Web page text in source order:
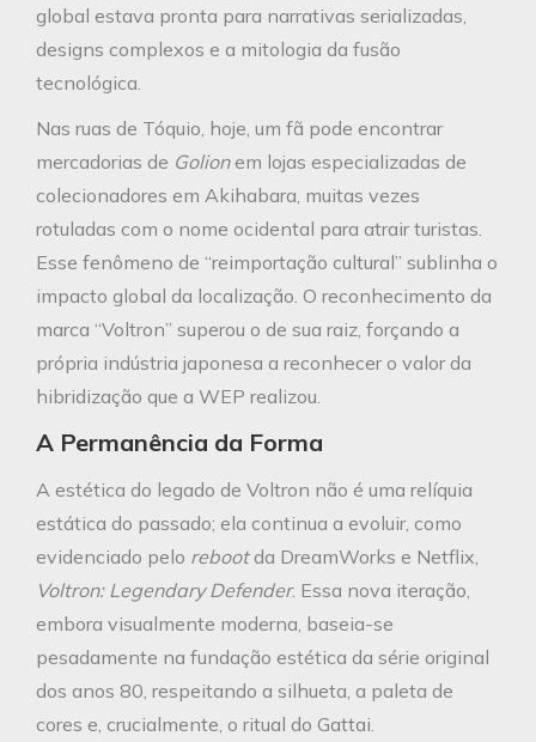
global estava pronta para narrativas serializadas,
designs complexos e a mitologia da fusão
tecnológica.
Nas ruas de Tóquio, hoje, um fã pode encontrar
mercadorias de Golionem lojas especializadas de
colecionadores em Akihabara, muitas vezes
rotuladas com o nome ocidental para atrair turistas.
Esse fenômeno de “reimportação cultural” sublinha o
impacto global da localização. O reconhecimento da
marca “Voltron” superou o de sua raiz, forçando a
própria indústria japonesa a reconhecer o valor da
hibridização que a WEP realizou.
A Permanência da Forma
A estética do legado de Voltron não é uma relíquia
estática do passado; ela continua a evoluir, como
evidenciado pelo rebootda DreamWorks e Netflix,
Voltron: Legendary Defender. Essa nova iteração,
embora visualmente moderna, baseia-se
pesadamente na fundação estética da série original
dos anos 80, respeitando a silhueta, a paleta de
cores e, crucialmente, o ritual do Gattai.